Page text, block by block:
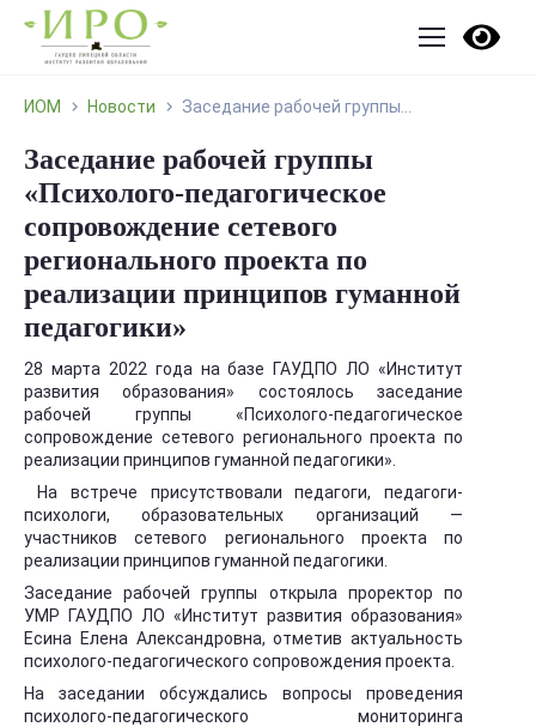
ИОМ Новости Заседание рабочей группы...
Заседание рабочей группы
«Психолого-педагогическое
сопровождение сетевого
регионального проекта по
реализации принципов гуманной
педагогики»
28 марта 2022 года на базе ГАУДПО ЛО «Институт
развития образования» состоялось заседание
рабочей группы «Психолого-педагогическое
сопровождение сетевого регионального проекта по
реализации принципов гуманной педагогики».
На встрече присутствовали педагоги, педагоги-
психологи, образовательных организаций —
участников сетевого регионального проекта по
реализации принципов гуманной педагогики.
Заседание рабочей группы открыла проректор по
УМР ГАУДПО ЛО «Институт развития образования»
Есина Елена Александровна, отметив актуальность
психолого-педагогического сопровождения проекта.
На заседании обсуждались вопросы проведения
психолого-педагогического мониторинга